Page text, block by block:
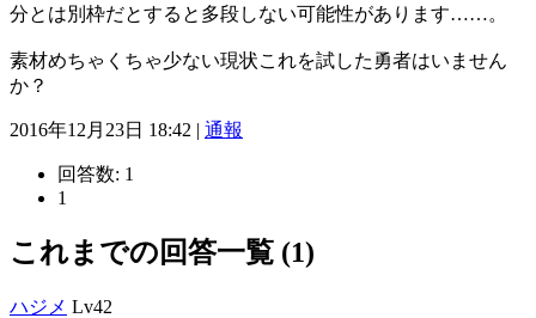
分とは別枠だとすると多段しない可能性があります……。
素材めちゃくちゃ少ない現状これを試した勇者はいません
か？
2016年12月23日 18:42 | 通報
回答数: 1
1
これまでの回答一覧 (1)
ハジメ Lv42